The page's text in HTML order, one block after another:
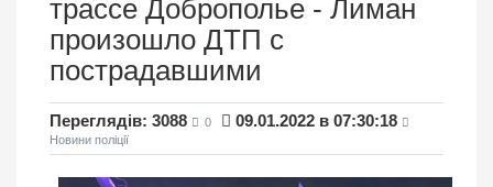
трассе Доброполье - Лиман
произошло ДТП с
пострадавшими
Переглядів: 3088 0 09.01.2022 в 07:30:18
Новини поліції